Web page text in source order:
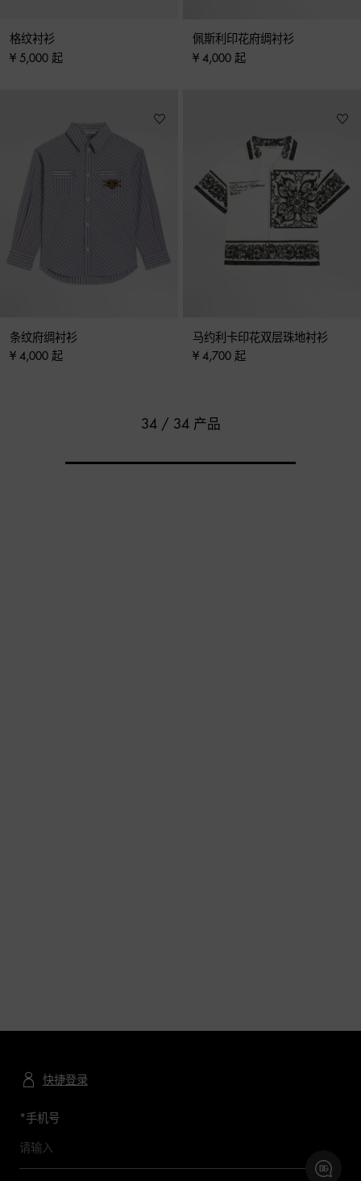
格纹衬衫
¥ 5,000 起
佩斯利印花府绸衬衫
¥ 4,000 起
条纹府绸衬衫
¥ 4,000 起
马约利卡印花双层珠地衬衫
¥ 4,700 起
34 / 34 产品
快捷登录
*手机号